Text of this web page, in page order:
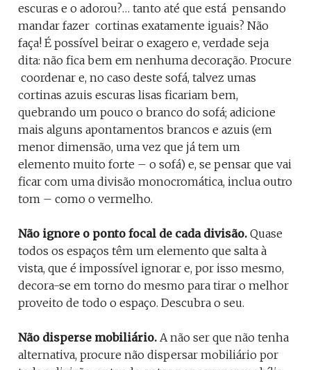
escuras e o adorou?… tanto até que está pensando
mandar fazer cortinas exatamente iguais? Não
faça! É possível beirar o exagero e, verdade seja
dita: não fica bem em nenhuma decoração. Procure
coordenar e, no caso deste sofá, talvez umas
cortinas azuis escuras lisas ficariam bem,
quebrando um pouco o branco do sofá; adicione
mais alguns apontamentos brancos e azuis (em
menor dimensão, uma vez que já tem um
elemento muito forte – o sofá) e, se pensar que vai
ficar com uma divisão monocromática, inclua outro
tom – como o vermelho.
Não ignore o ponto focal de cada divisão. Quase
todos os espaços têm um elemento que salta à
vista, que é impossível ignorar e, por isso mesmo,
decora-se em torno do mesmo para tirar o melhor
proveito de todo o espaço. Descubra o seu.
Não disperse mobiliário. A não ser que não tenha
alternativa, procure não dispersar mobiliário por